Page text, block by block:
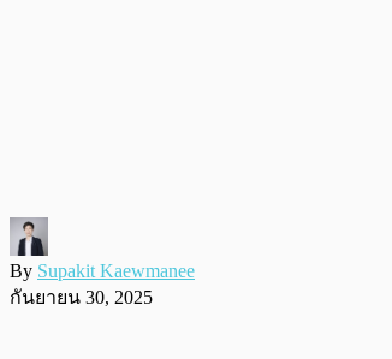
By Supakit Kaewmanee
กันยายน 30, 2025